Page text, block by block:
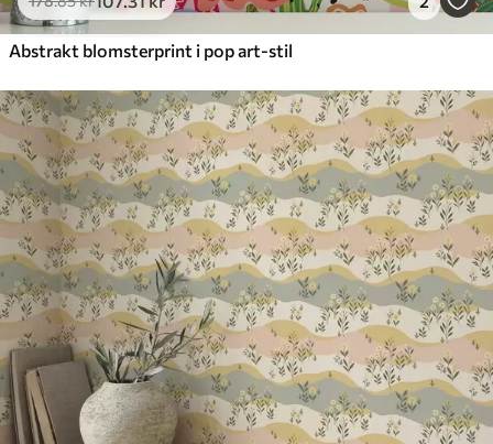
Abstrakt blomsterprint i pop art-stil